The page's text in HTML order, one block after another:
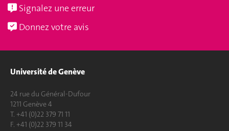
Signalez une erreur
Donnez votre avis
Université de Genève
24 rue du Général-Dufour
1211 Genève 4
T. +41 (0)22 379 71 11
F. +41 (0)22 379 11 34